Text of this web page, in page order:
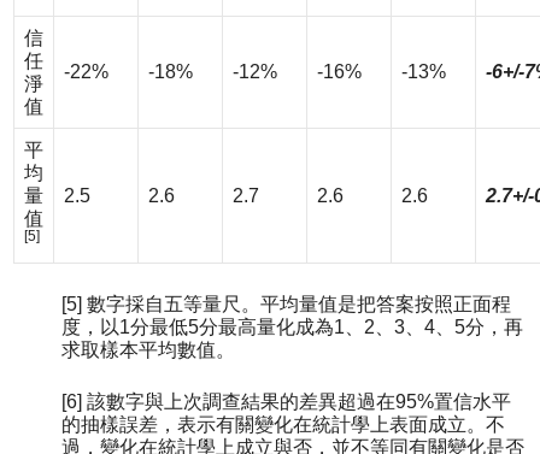
信
任
淨
值
-22% -18% -12% -16% -13% -6+/-
平
均
量
值
[5]
2.5 2.6 2.7 2.6 2.6 2.7+/-
[5] 數字採自五等量尺。平均量值是把答案按照正面程
度，以1分最低5分最高量化成為1、2、3、4、5分，再
求取樣本平均數值。
[6] 該數字與上次調查結果的差異超過在95%置信水平
的抽樣誤差，表示有關變化在統計學上表面成立。不
過，變化在統計學上成立與否，並不等同有關變化是否